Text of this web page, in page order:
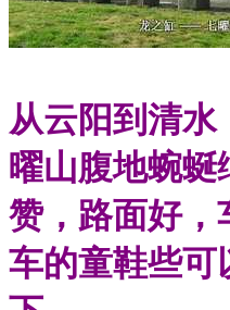
从云阳到清
曜山腹地蜿蜒
赞，路面好，
车的童鞋些可